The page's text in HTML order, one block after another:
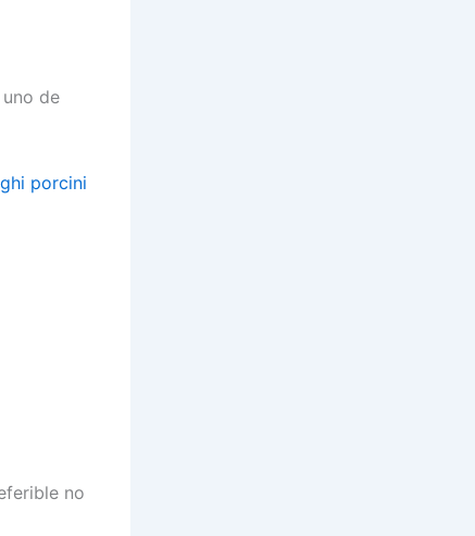
de
no